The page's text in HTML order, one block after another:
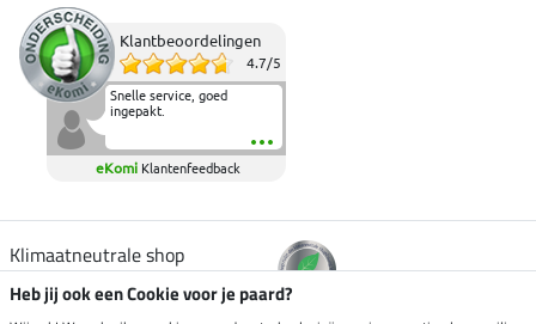
Klantbeoordelingen
4.7/5
Snelle service, goed
ingepakt.
eKomi Klantenfeedback
Klimaatneutrale shop
Heb jij ook een Cookie voor je paard?